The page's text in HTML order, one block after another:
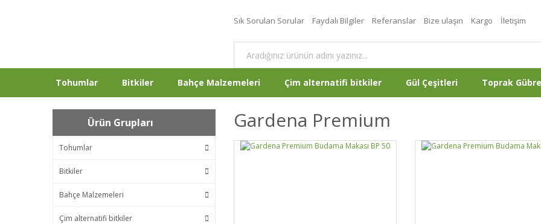
Sık Sorulan Sorular Faydalı Bilgiler Referanslar Bize ulaşın Kargo İletişim
Tohumlar Bitkiler Bahçe Malzemeleri Çim alternatifi bitkiler Gül Çeşitleri Toprak Gübre
Ürün Grupları
Tohumlar
Bitkiler
Bahçe Malzemeleri
Çim alternatifi bitkiler
Gardena Premium